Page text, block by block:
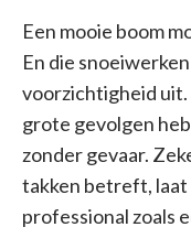
Een mooie boom
En die
voorzichtigheid uit.
grote gevolgen
zonder gevaar.
takken betreft, laat
professional zoals